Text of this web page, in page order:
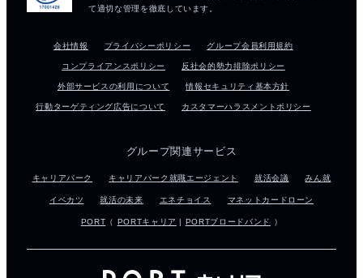
会社情報 プライバシーポリシー グループ会員利用規約
コンプライアンスポリシー 反社会的勢力排除ポリシー
外部サービスの利用について 情報セキュリティ基本方針
行動ターゲティング広告について カスタマーハラスメントポリシー